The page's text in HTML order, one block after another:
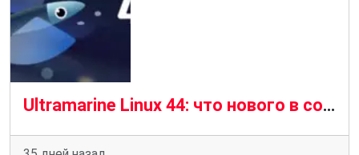
Ultramarine Linux 44: что нового в современном дистрибутиве на базе Fedora 44